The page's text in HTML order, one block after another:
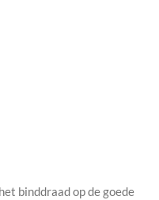
binddraad op de goede